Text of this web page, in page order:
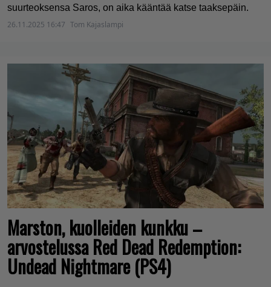
suurteoksensa Saros, on aika kääntää katse taaksepäin.
26.11.2025 16:47 Tom Kajaslampi
Marston, kuolleiden kunkku –
arvostelussa Red Dead Redemption:
Undead Nightmare (PS4)